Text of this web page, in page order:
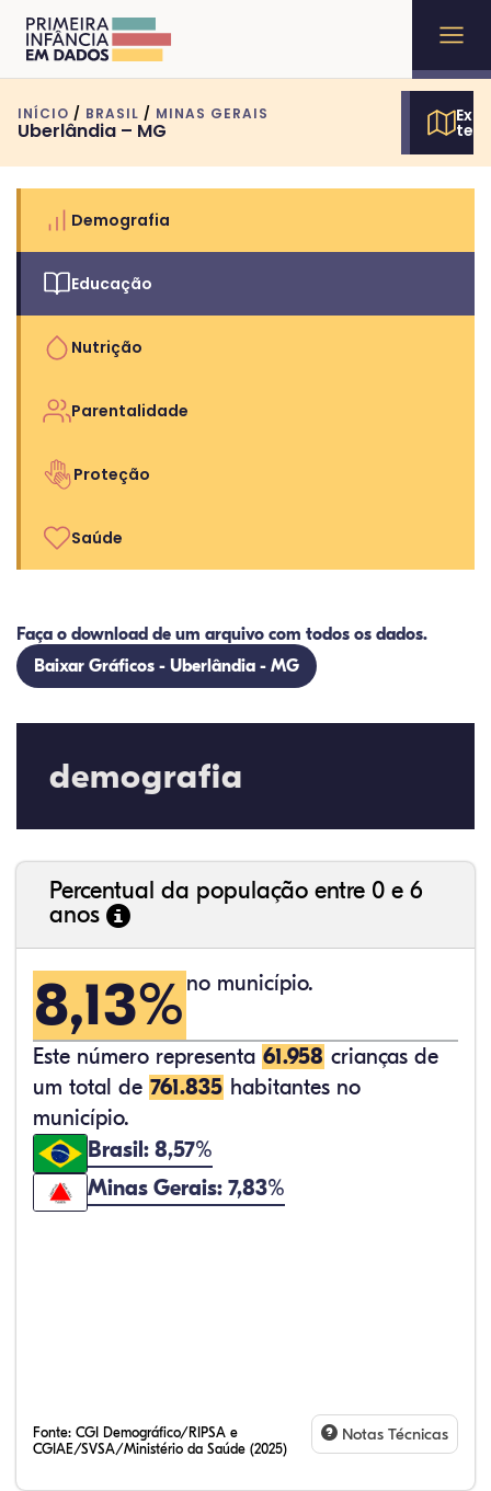
INÍCIO / BRASIL / MINAS GERAIS
Uberlândia – MG
Demografia
Educação
Nutrição
Parentalidade
Proteção
Saúde
Faça o download de um arquivo com todos os dados.
Baixar Gráficos - Uberlândia - MG
demografia
Percentual da população entre 0 e 6
anos
8,13% no município.
Este número representa 61.958 crianças de
um total de 761.835 habitantes no
município.
Brasil: 8,57%
Minas Gerais: 7,83%
Fonte: CGI Demográfico/RIPSA e
CGIAE/SVSA/Ministério da Saúde (2025)
Notas Técnicas